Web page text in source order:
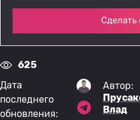
Сделать
625
Дата
последнего
обновления:
Автор:
Влад